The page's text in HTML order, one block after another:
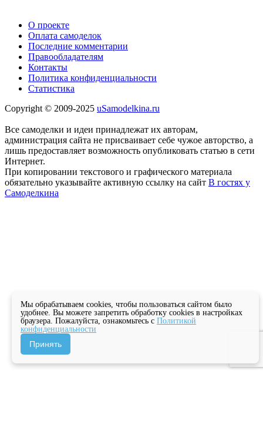
О проекте
Оплата самоделок
Последние комментарии
Правообладателям
Контакты
Политика конфиденциальности
Статистика
Copyright © 2009-2025 uSamodelkina.ru
Все самоделки и идеи принадлежат их авторам,
администрация сайта не присваивает себе чужое авторство, а
лишь предоставляет возможность опубликовать статью в сети
Интернет.
При копировании текстового и графического материала
обязательно указывайте активную ссылку на сайт В гостях у
Самоделкина
Мы обрабатываем cookies, чтобы пользоваться сайтом было
удобнее. Вы можете запретить обработку cookies в настройках
браузера. Пожалуйста, ознакомьтесь с Политикой
конфиденциальности
Принять